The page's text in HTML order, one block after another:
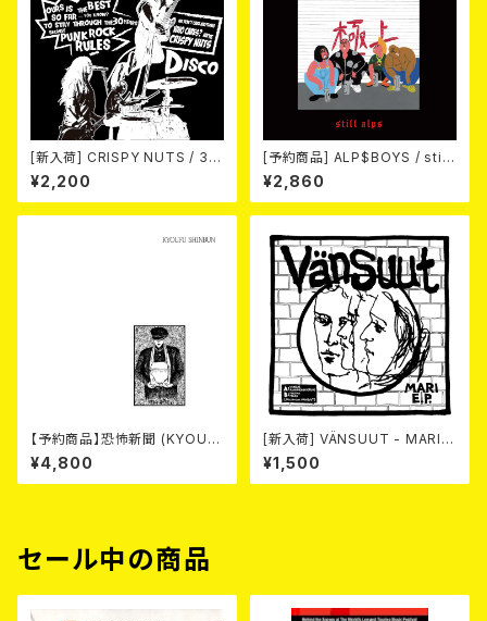
[新入荷] CRISPY NUTS / 30t
h Anniversary Vol.2 (7"EP)
¥2,200
[予約商品] ALP$BOYS / still
alps (LP) 2026年8月12日発
売予定!!
¥2,860
【予約商品】恐怖新聞 (KYOUF
U SHINBUN) / 死 (LP)【8月15
日発売】
¥4,800
[新入荷] VÄNSUUT - MARI
E.P. (7"EP)
¥1,500
セール中の商品